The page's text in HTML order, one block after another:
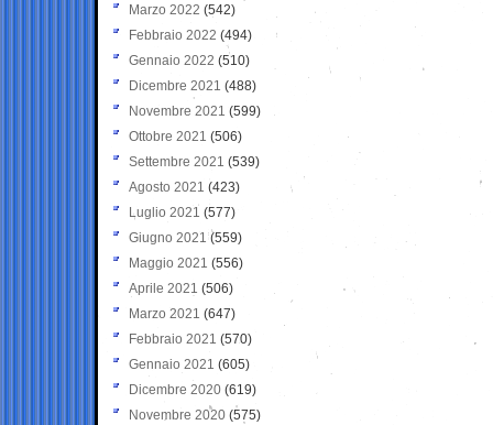
Marzo 2022 (542)
Febbraio 2022 (494)
Gennaio 2022 (510)
Dicembre 2021 (488)
Novembre 2021 (599)
Ottobre 2021 (506)
Settembre 2021 (539)
Agosto 2021 (423)
Luglio 2021 (577)
Giugno 2021(559)
Maggio 2021 (556)
Aprile 2021 (506)
Marzo 2021 (647)
Febbraio 2021 (570)
Gennaio 2021 (605)
Dicembre 2020 (619)
Novembre 2020 (575)